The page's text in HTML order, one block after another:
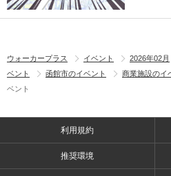
ウォーカープラス イベント 2026年02月
ベント
函館市のイベント 商業施設のイ
ベント
利用規約
推奨環境